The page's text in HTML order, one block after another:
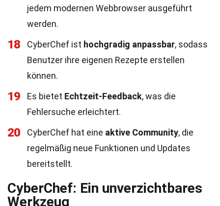
jedem modernen Webbrowser ausgeführt
werden.
18 CyberChef ist hochgradig anpassbar, sodass
Benutzer ihre eigenen Rezepte erstellen
können.
19 Es bietet Echtzeit-Feedback, was die
Fehlersuche erleichtert.
20 CyberChef hat eine aktive Community, die
regelmäßig neue Funktionen und Updates
bereitstellt.
CyberChef: Ein unverzichtbares
Werkzeug